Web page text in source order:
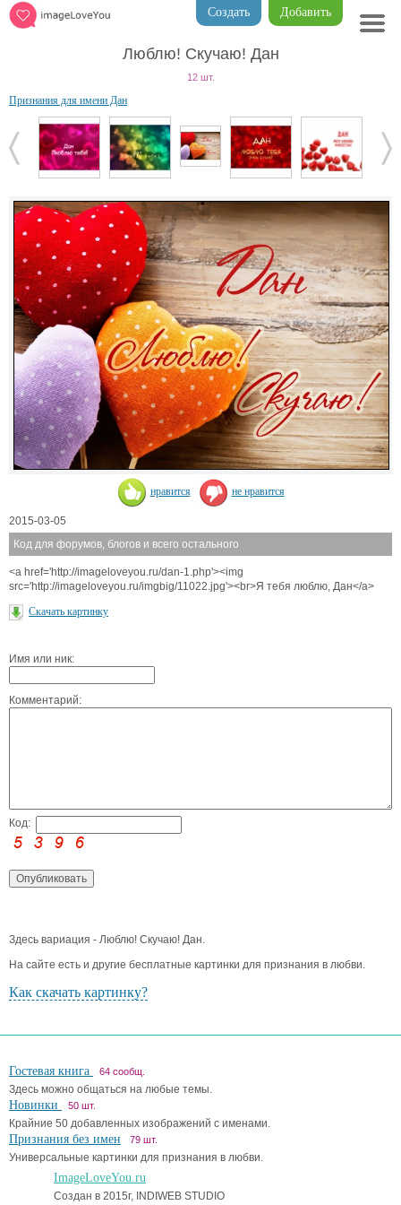
Добавить
Создать
Люблю! Скучаю! Дан
12 шт.
Признания для имени Дан
нравится не нравится
2015-03-05
Код для форумов, блогов и всего остального
<a href='http://imageloveyou.ru/dan-1.php'><img
src='http://imageloveyou.ru/imgbig/11022.jpg'><br>Я тебя люблю, Дан</a>
Скачать картинку
Имя или ник:
Комментарий:
Код:
Здесь вариация - Люблю! Скучаю! Дан.
На сайте есть и другие бесплатные картинки для признания в любви.
Как скачать картинку?
Гостевая книга 64 сообщ.
Здесь можно общаться на любые темы.
Новинки 50 шт.
Крайние 50 добавленных изображений с именами.
Признания без имен 79 шт.
Универсальные картинки для признания в любви.
ImageLoveYou.ru
Создан в 2015г, INDIWEB STUDIO